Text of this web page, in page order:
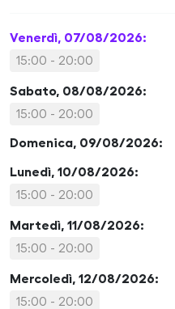
Venerdì, 07/08/2026:
15:00 - 20:00
Sabato, 08/08/2026:
15:00 - 20:00
Domenica, 09/08/2026:
Lunedì, 10/08/2026:
15:00 - 20:00
Martedì, 11/08/2026:
15:00 - 20:00
Mercoledì, 12/08/2026:
15:00 - 20:00